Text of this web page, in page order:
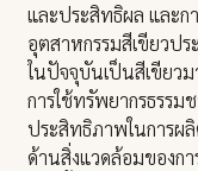
และประสิทธิผล และก
อุตสาหกรรมสีเขียวป
ในปัจจุบันเป็นสีเขียว
การใช้ทรัพยากรธรร
ประสิทธิภาพในการผ
ด้านสิ่งแวดล้อมของกา